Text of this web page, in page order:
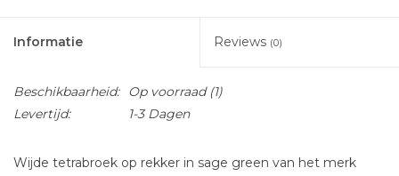
Informatie Reviews (0)
Beschikbaarheid: Op voorraad(1)
Levertijd:
1-3 Dagen
Wijde tetrabroek op rekker in sage green van het merk